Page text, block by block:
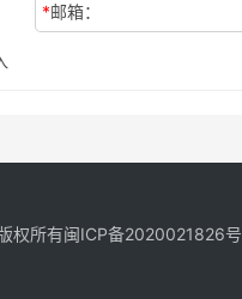
*邮箱：
权所有闽ICP备2020021826号